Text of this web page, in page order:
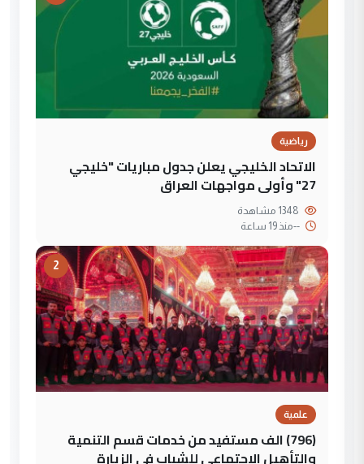
رياضية
الاتحاد الخليجي يعلن جدول مباريات "خليجي
27" وأولى مواجهات العراق
--منذ 19 ساعة
2
علمية
(796) الف مستفيد من خدمات قسم التنمية
والتأهيل الاجتماعي للشباب في الزيارة